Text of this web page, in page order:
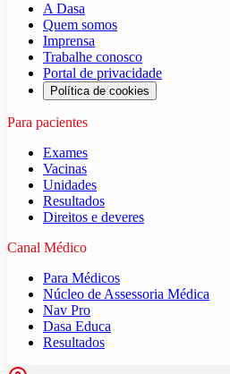
A Dasa
Quem somos
Imprensa
Trabalhe conosco
Portal de privacidade
Política de cookies
Para pacientes
Exames
Vacinas
Unidades
Resultados
Direitos e deveres
Canal Médico
Para Médicos
Núcleo de Assessoria Médica
Nav Pro
Dasa Educa
Resultados